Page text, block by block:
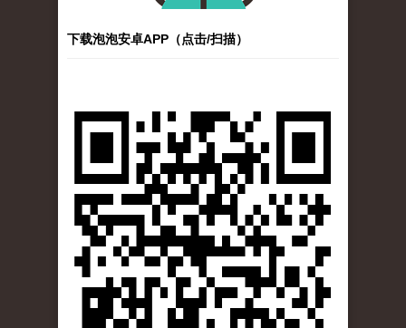
下载泡泡安卓APP（点击/扫描）